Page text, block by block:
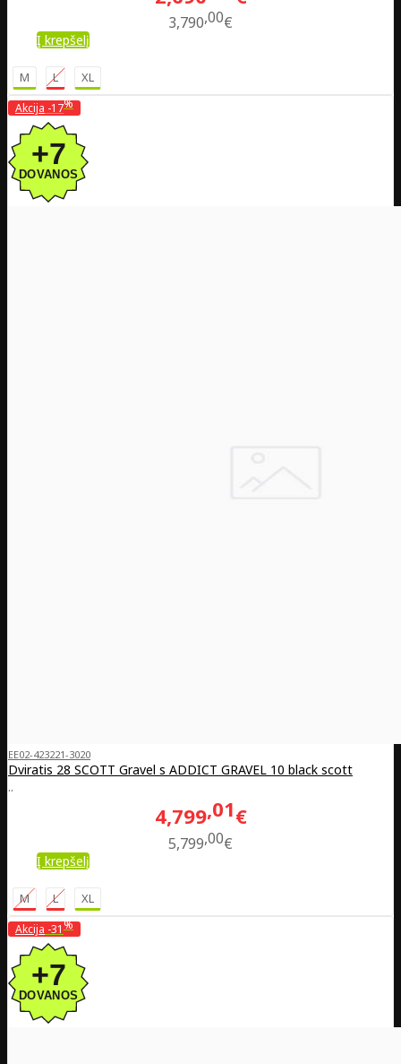
3,790 00€
Į krepšelį
M L XL
Akcija -17%
EE02-423221-3020
Dviratis 28 SCOTT Gravel s ADDICT GRAVEL 10 black scott
..
4,799 01€
5,799 00€
Į krepšelį
M L XL
Akcija -31%